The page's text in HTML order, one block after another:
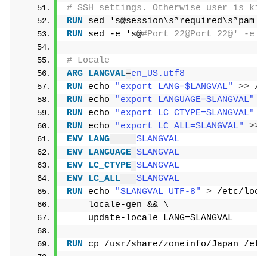
# SSH settings. Otherwise user is
RUN sed
RUN sed -e 's@#Port 22@Port 22@' -e
# Locale
ARG LANGVAL=en_US.utf8
RUN echo "export LANG=$LANGVAL" >> /
RUN echo "export LANGUAGE=$LANGVAL"
RUN echo "export LC_CTYPE=$LANGVAL"
RUN echo "export LC_ALL=$LANGVAL" >>
ENV LANG
$LANGVAL
ENV LANGUAGE $LANGVAL
ENV LC_CTYPE $LANGVAL
ENV LC_ALL
$LANGVAL
RUN echo "$LANGVAL UTF-8" > /etc/
    locale-gen && \
    update-locale LANG=$LANGVAL
RUN cp /usr/share/zoneinfo/Japan /